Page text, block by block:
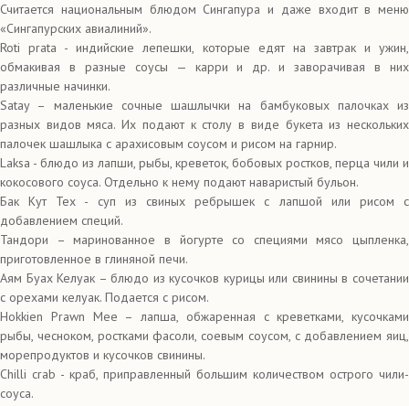
Считается национальным блюдом Сингапура и даже входит в меню
«Сингапурских авиалиний».
Roti prata - индийские лепешки, которые едят на завтрак и ужин,
обмакивая в разные соусы — карри и др. и заворачивая в них
различные начинки.
Satay – маленькие сочные шашлычки на бамбуковых палочках из
разных видов мяса. Их подают к столу в виде букета из нескольких
палочек шашлыка с арахисовым соусом и рисом на гарнир.
Laksa - блюдо из лапши, рыбы, креветок, бобовых ростков, перца чили и
кокосового соуса. Отдельно к нему подают наваристый бульон.
Бак Кут Тех - суп из свиных ребрышек с лапшой или рисом с
добавлением специй.
Тандори – маринованное в йогурте со специями мясо цыпленка,
приготовленное в глиняной печи.
Аям Буах Келуак – блюдо из кусочков курицы или свинины в сочетании
с орехами келуак. Подается с рисом.
Hokkien Prawn Mee – лапша, обжаренная с креветками, кусочками
рыбы, чесноком, ростками фасоли, соевым соусом, с добавлением яиц,
морепродуктов и кусочков свинины.
Сhilli crab - краб, приправленный большим количеством острого чили-
соуса.